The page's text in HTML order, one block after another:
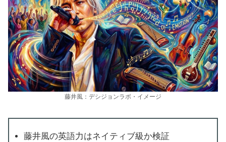
藤井風：デシジョンラボ・イメージ
藤井風の英語力はネイティブ級か検証